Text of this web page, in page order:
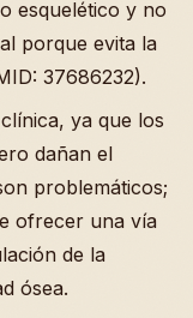
esquelético y no
porque evita la
37686232).
ya que los
dañan el
problemáticos;
ofrecer una vía
de la
ósea.